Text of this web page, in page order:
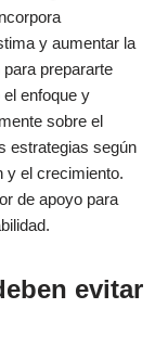
y aumentar la
prepararte
enfoque y
sobre el
estrategias según
y el crecimiento.
de apoyo para
evitar